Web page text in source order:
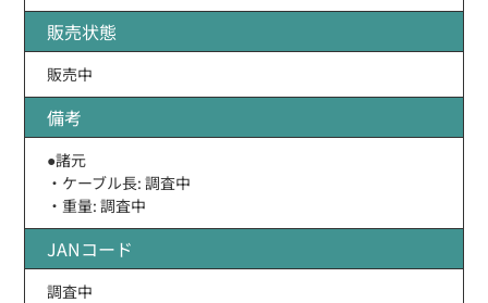
販売状態
販売中
備考
●諸元
・ケーブル長: 調査中
・重量: 調査中
JANコード
調査中